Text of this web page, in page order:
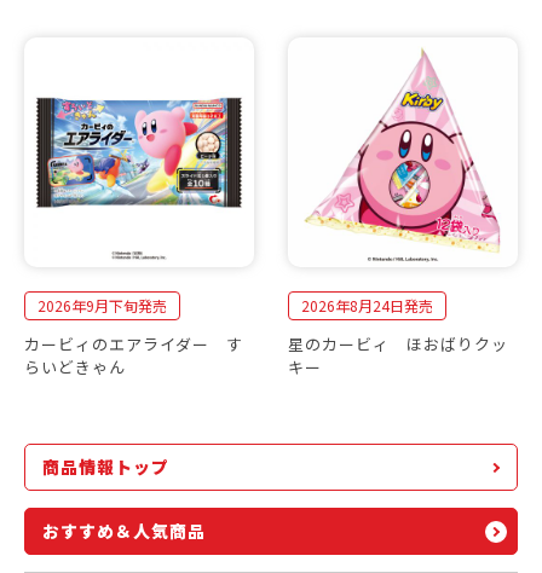
2026年9月下旬発売
カービィのエアライダー す
らいどきゃん
2026年8月24日発売
星のカービィ ほおばりクッ
キー
商品情報トップ
おすすめ＆人気商品